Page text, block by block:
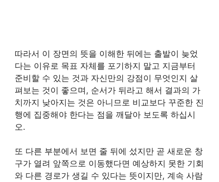
따라서 이 장면의 뜻을 이해한 뒤에는 출발이 늦었
다는 이유로 목표 자체를 포기하지 말고 지금부터
준비할 수 있는 것과 자신만의 강점이 무엇인지 살
펴보는 것이 좋으며, 순서가 뒤라고 해서 결과의 가
치까지 낮아지는 것은 아니므로 비교보다 꾸준한 진
행에 집중해야 한다는 점을 깨달아 보도록 하십시
오.
또 다른 부분에서 보면 줄 뒤에 섰지만 곧 새로운 창
구가 열려 앞쪽으로 이동했다면 예상하지 못한 기회
와 다른 경로가 생길 수 있다는 뜻이지만, 계속 사람